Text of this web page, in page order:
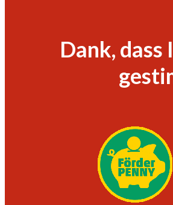
Dank, dass